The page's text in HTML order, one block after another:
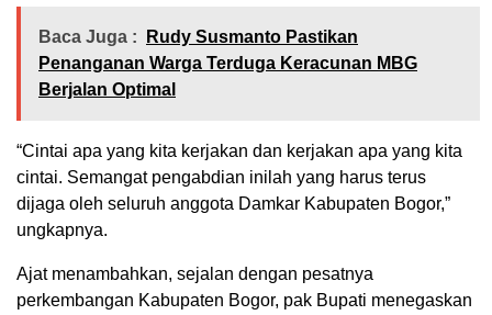
Baca Juga :
Rudy Susmanto Pastikan
Penanganan Warga Terduga Keracunan MBG
Berjalan Optimal
“Cintai apa yang kita kerjakan dan kerjakan apa yang kita
cintai. Semangat pengabdian inilah yang harus terus
dijaga oleh seluruh anggota Damkar Kabupaten Bogor,”
ungkapnya.
Ajat menambahkan, sejalan dengan pesatnya
perkembangan Kabupaten Bogor, pak Bupati menegaskan